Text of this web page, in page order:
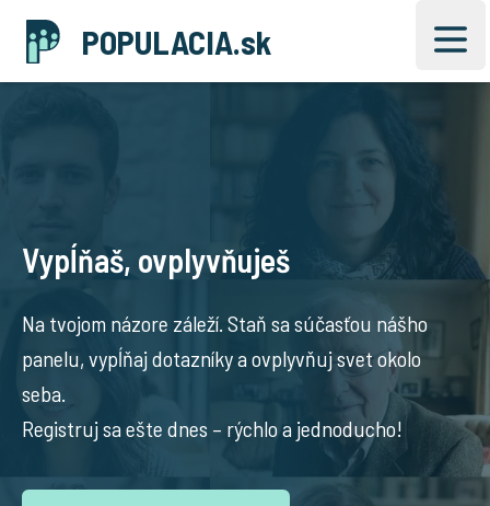
POPULACIA.sk
Vypĺňaš, ovplyvňuješ
Na tvojom názore záleží. Staň sa súčasťou nášho
panelu, vypĺňaj dotazníky a ovplyvňuj svet okolo
seba.
Registruj sa ešte dnes – rýchlo a jednoducho!